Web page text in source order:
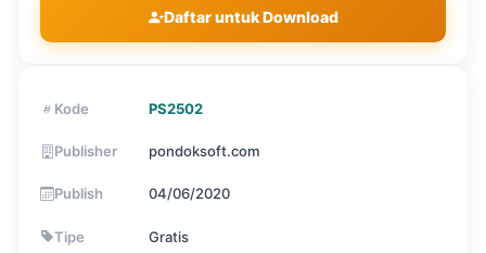
Daftar untuk Download
Kode PS2502
Publisher pondoksoft.com
Publish 04/06/2020
Tipe Gratis